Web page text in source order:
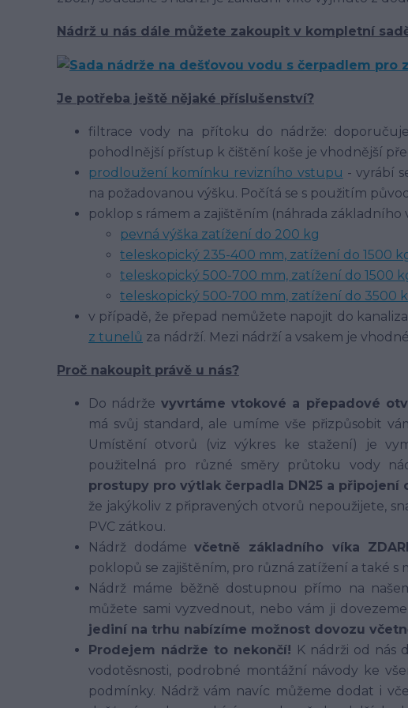
Nádrž u nás dále můžete zakoupit v kompletní
Je potřeba ještě nějaké příslušenství?
filtrace vody na přítoku do nádrže:
pohodlnější přístup k čištění koše je vhodnější
prodloužení komínku revizního vstupu - vyrábí
na požadovanou výšku. Počítá se s použitím
poklop s rámem a zajištěním (náhrada základního
pevná výška zatížení do 200 kg
teleskopický 235-400 mm, zatížení do 1500
teleskopický 500-700 mm, zatížení do 1500
teleskopický 500-700 mm, zatížení do 3500
v případě, že přepad nemůžete napojit do
z tunelů za nádrží. Mezi nádrží a vsakem je
Proč nakoupit právě u nás?
Do nádrže vyvrtáme vtokové a přepadové
má svůj standard, ale umíme vše přizpůsobit
Umístění otvorů (viz výkres ke stažení) je
použitelná pro různé směry průtoku vody
prostupy pro výtlak čerpadla DN25 a připojení
že jakýkoliv z připravených otvorů nepoužijete,
PVC zátkou.
Nádrž dodámevčetně základního víka
poklopů se zajištěním, pro různá zatížení a také s
Nádrž máme běžně dostupnou přímo na
můžete sami vyzvednout, nebo vám ji
jediní na trhu nabízíme možnost dovozu
Prodejem nádrže to nekončí! K nádrži od nás
vodotěsnosti, podrobné montážní návody ke
podmínky. Nádrž vám navíc můžeme dodat i